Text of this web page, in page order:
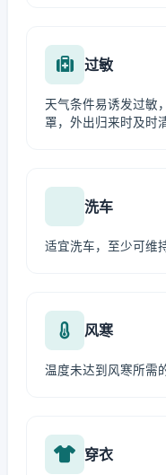
过敏
天气条件易诱发过敏
罩，外出归来时及时
洗车
适宜洗车，至少可维
风寒
温度未达到风寒所需
穿衣